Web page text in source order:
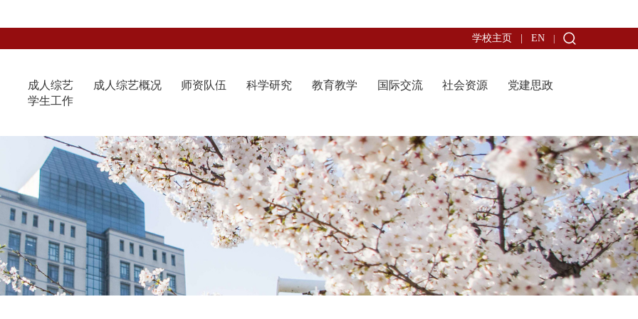
学校主页 EN
成人综艺 成人综艺概况 师资队伍 科学研究 教育教学 国际交流 社会资源
党建思政
学生工作